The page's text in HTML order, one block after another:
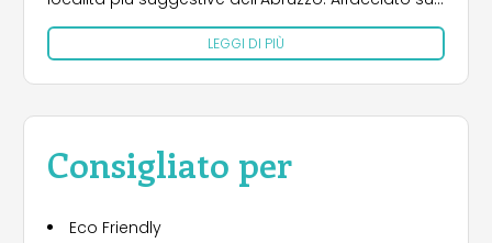
una baia dalle acque cristalline, il villaggio è
circondato dalla rigogliosa macchia
mediterranea e si inserisce perfettamente in un
contesto naturale di rara bellezza. La sua
posizione privilegiata lo rende un punto di
i suoi caratteristici trabocchi, antiche strutture da
pesca sospese sul mare, simbolo del territorio. A
affascinante centro storico, spiagge dorate e una
LEGGI DI PIÙ
Consigliato per
Eco Friendly